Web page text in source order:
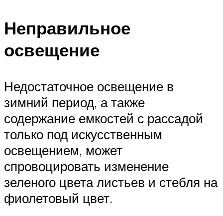
Неправильное
освещение
Недостаточное освещение в
зимний период, а также
содержание емкостей с рассадой
только под искусственным
освещением, может
спровоцировать изменение
зеленого цвета листьев и стебля на
фиолетовый цвет.